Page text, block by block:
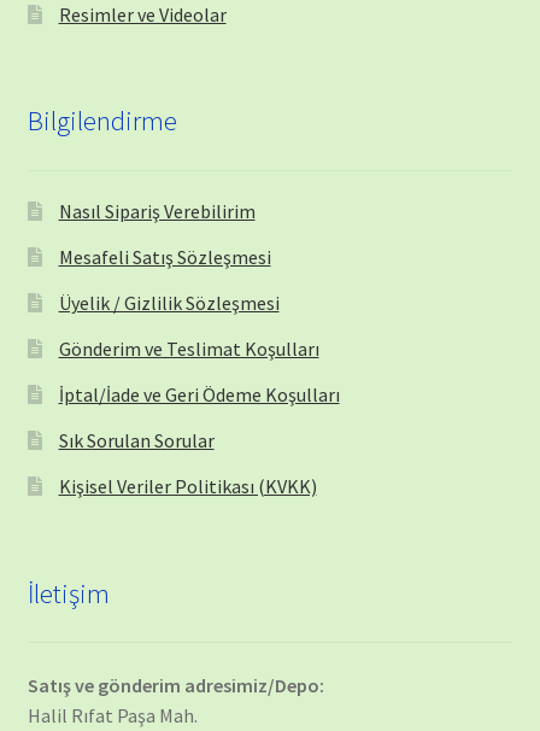
Resimler ve Videolar
Bilgilendirme
Nasıl Sipariş Verebilirim
Mesafeli Satış Sözleşmesi
Üyelik / Gizlilik Sözleşmesi
Gönderim ve Teslimat Koşulları
İptal/İade ve Geri Ödeme Koşulları
Sık Sorulan Sorular
Kişisel Veriler Politikası (KVKK)
İletişim
Satış ve gönderim adresimiz/Depo:
Halil Rıfat Paşa Mah.